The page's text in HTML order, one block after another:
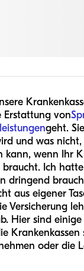
Erstattung von
geht.
und was
kann, wenn Ihr
Ich
dringend
aus eigener
Versicherung
Hier sind
oder die